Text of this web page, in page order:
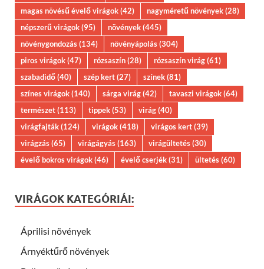
magas növésű évelő virágok(42) nagyméretű növények(28)
népszerű virágok(95) növények(445)
növénygondozás(134) növényápolás(304)
piros virágok(47) rózsaszín(28) rózsaszín virág(61)
szabadidő(40) szép kert(27) színek(81)
színes virágok(140) sárga virág(42) tavaszi virágok(64)
természet(113) tippek(53) virág(40)
virágfajták(124) virágok(418) virágos kert(39)
virágzás(65) virágágyás(163) virágültetés(30)
évelő bokros virágok(46) évelő cserjék(31) ültetés(60)
VIRÁGOK KATEGÓRIÁI:
Áprilisi növények
Árnyéktűrő növények